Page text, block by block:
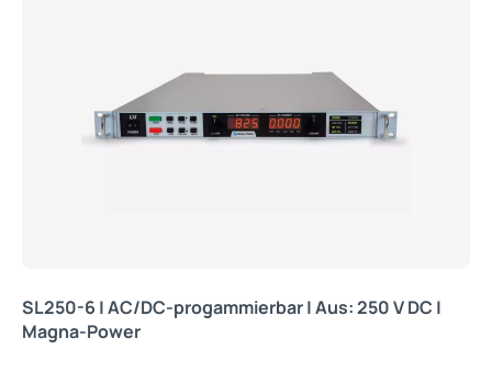
SL250-6 | AC/DC-progammierbar | Aus: 250 V DC |
Magna-Power